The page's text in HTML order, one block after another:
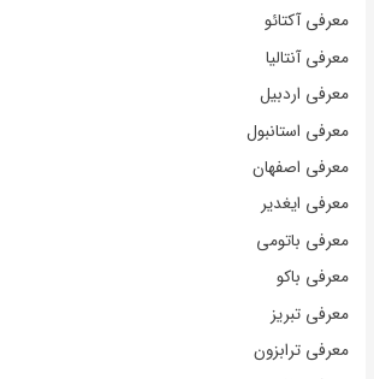
معرفی آکتائو
معرفی آنتالیا
معرفی اردبیل
معرفی استانبول
معرفی اصفهان
معرفی ایغدیر
معرفی باتومی
معرفی باکو
معرفی تبریز
معرفی ترابزون